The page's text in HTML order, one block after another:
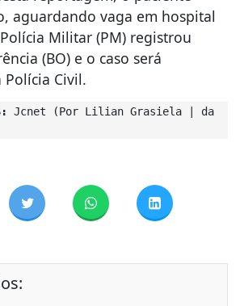
aguardando vaga em hospital
Militar (PM) registrou
(BO) e o caso será
Civil.
Jcnet (Por Lilian Grasiela | da